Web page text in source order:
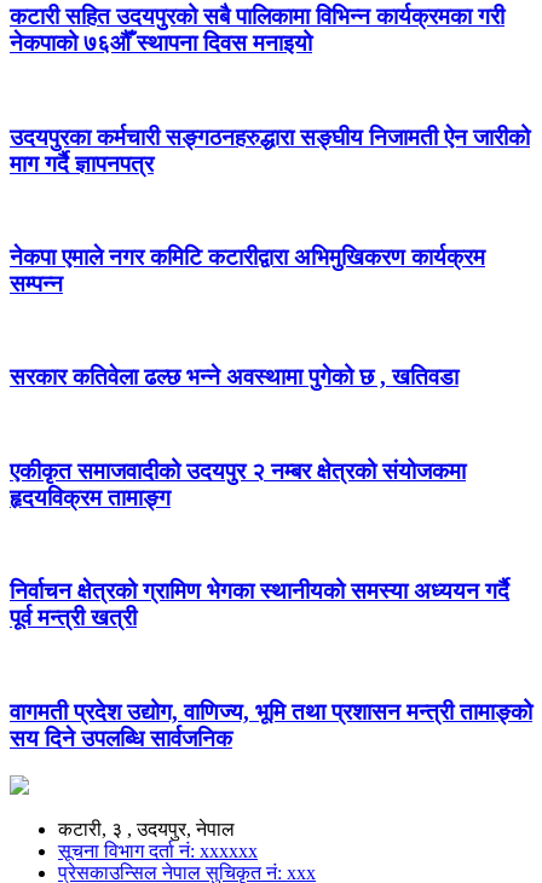
कटारी सहित उदयपुरको सबै पालिकामा विभिन्न कार्यक्रमका गरी
नेकपाको ७६औँ स्थापना दिवस मनाइयो
उदयपुरका कर्मचारी सङ्गठनहरुद्धारा सङ्घीय निजामती ऐन जारीको
माग गर्दै ज्ञापनपत्र
नेकपा एमाले नगर कमिटि कटारीद्वारा अभिमुखिकरण कार्यक्रम
सम्पन्न
सरकार कतिवेला ढल्छ भन्ने अवस्थामा पुगेको छ , खतिवडा
एकीकृत समाजवादीको उदयपुर २ नम्बर क्षेत्रको संयोजकमा
हृदयविक्रम तामाङ्ग
निर्वाचन क्षेत्रको ग्रामिण भेगका स्थानीयको समस्या अध्ययन गर्दै
पूर्व मन्त्री खत्री
वागमती प्रदेश उद्योग, वाणिज्य, भूमि तथा प्रशासन मन्त्री तामाङ्को
सय दिने उपलब्धि सार्वजनिक
कटारी, ३ , उदयपुर, नेपाल
सूचना विभाग दर्ता नं: xxxxxx
प्रेसकाउन्सिल नेपाल सुचिकृत नं: xxx